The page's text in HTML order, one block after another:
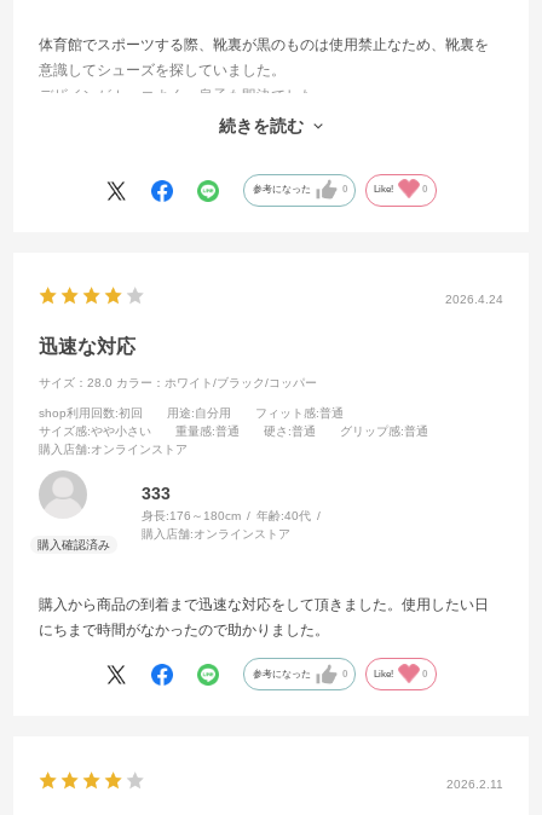
体育館でスポーツする際、靴裏が黒のものは使用禁止なため、靴裏を
意識してシューズを探していました。
デザインがカッコよく、息子も即決でした。
靴裏のクッション性に少し不安を感じていましたが、1日中スポーツし
続きを読む
参考になった 0 Like! 0
2026.4.24
迅速な対応
サイズ：28.0 カラー：ホワイト/ブラック/コッパー
shop利用回数:初回 用途:自分用 フィット感:普通
サイズ感:やや小さい 重量感:普通 硬さ :普通 グリップ感:普通
購入店舗:オンラインストア
333
身長:176～180cm 年齢:40代
購入店舗:オンラインストア
購入から商品の到着まで迅速な対応をして頂きました。使用したい日
にちまで時間がなかったので助かりました。
参考になった 0 Like! 0
2026.2.11